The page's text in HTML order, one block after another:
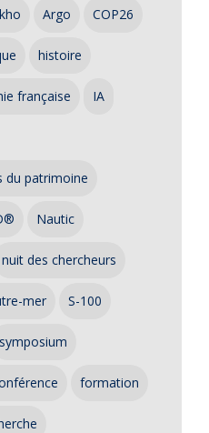
Argo COP26
histoire
française IA
du patrimoine
Nautic
nuit des chercheurs
mer S-100
symposium
formation